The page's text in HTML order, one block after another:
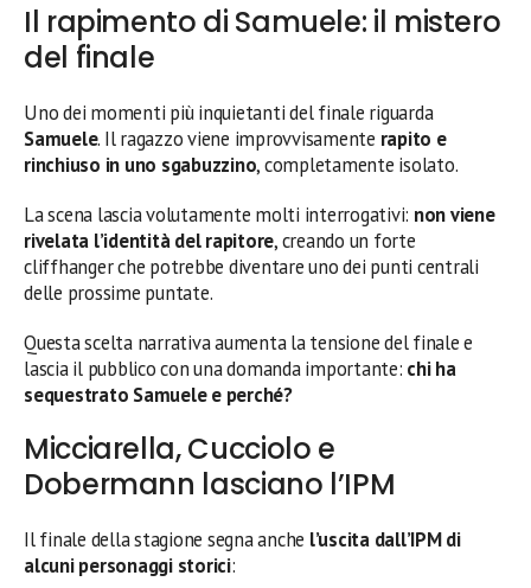
Il rapimento di Samuele: il mistero
del finale
Uno dei momenti più inquietanti del finale riguarda
Samuele. Il ragazzo viene improvvisamente rapito e
rinchiuso in uno sgabuzzino, completamente isolato.
La scena lascia volutamente molti interrogativi: non viene
rivelata l’identità del rapitore, creando un forte
cliffhanger che potrebbe diventare uno dei punti centrali
delle prossime puntate.
Questa scelta narrativa aumenta la tensione del finale e
lascia il pubblico con una domanda importante: chi ha
sequestrato Samuele e perché?
Micciarella, Cucciolo e
Dobermann lasciano l’IPM
Il finale della stagione segna anche l’uscita dall’IPM di
alcuni personaggi storici: